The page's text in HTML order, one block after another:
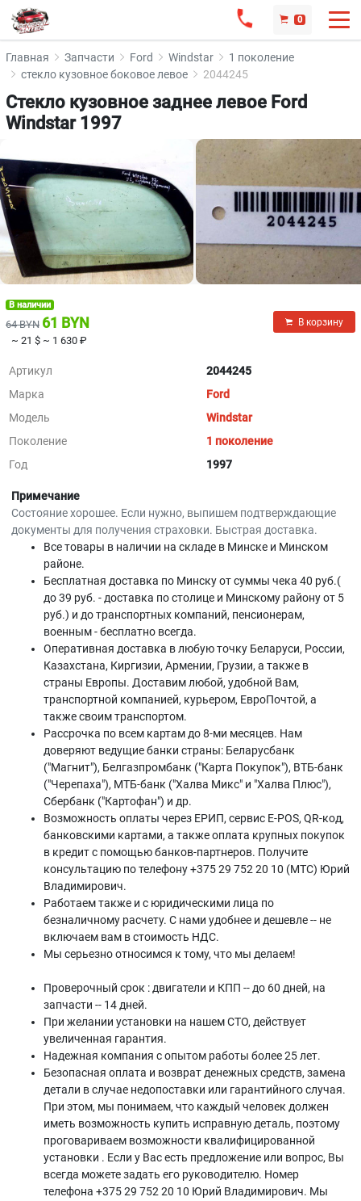
0
Главная Запчасти Ford Windstar
1 поколение
стекло кузовное боковое левое
2044245
Стекло кузовное заднее левое Ford
Windstar 1997
В наличии
64 BYN 61 BYN
~ 21 $ ~ 1 630 ₽
В корзину
Артикул
2044245
Марка
Ford
Модель
Windstar
Поколение
1 поколение
Год
1997
Примечание
Состояние хорошее. Если нужно, выпишем подтверждающие
документы для получения страховки. Быстрая доставка.
Все товары в наличии на складе в Минскe и Минском
районе.
Бесплатная доставка по Минску от суммы чека 40 руб.(
до 39 руб. - доставка по столице и Минскому району от 5
руб.) и до транспортных компаний, пенсионерам,
военным - бесплатно всегда.
Оперативная доставка в любую точку Беларуси, России,
Казахстана, Киргизии, Армении, Грузии, а также в
страны Европы. Доставим любой, удобной Вам,
транспортной компанией, курьером, ЕвроПочтой, а
также своим транспортом.
Рассрочка по всем картам до 8-ми месяцев. Нам
доверяют ведущие банки страны: Беларусбанк
("Магнит"), Белгазпромбанк ("Карта Покупок"), ВТБ-банк
("Черепаха"), МТБ-банк ("Халва Микс" и "Халва Плюс"),
Сбербанк ("Картофан") и др.
Возможность оплаты через ЕРИП, сервис E-POS, QR-код,
банковскими картами, а также оплата крупных покупок
в кредит с помощью банков-партнеров. Получите
консультацию по телефону +375 29 752 20 10 (МТС) Юрий
Владимирович.
Работаем также и с юридическими лица по
безналичному расчету. С нами удобнее и дешевле -- не
включаем вам в стоимость НДС.
Мы серьезно относимся к тому, что мы делаем!
Проверочный срок : двигатели и КПП -- до 60 дней, на
запчасти -- 14 дней.
При желании установки на нашем СТО, действует
увеличенная гарантия.
Надежная компания с опытом работы более 25 лет.
Безопасная оплата и возврат денежных средств, замена
детали в случае недопоставки или гарантийного случая.
При этом, мы понимаем, что каждый человек должен
иметь возможность купить исправную деталь, поэтому
проговариваем возможности квалифицированной
установки . Если у Вас есть предложение или вопрос, Вы
всегда можете задать его руководителю. Номер
телефона +375 29 752 20 10 Юрий Владимирович. Мы